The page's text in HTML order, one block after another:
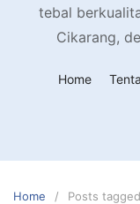
tebal
Cikarang,
Home
Home Posts